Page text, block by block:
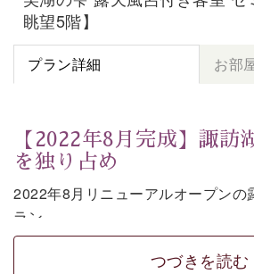
眺望5階】
プラン詳細 お部
【2022年8月完成】諏訪
を独り占め
2022年8月リニューアルオープンの
ラン。
お部屋の露天風呂で清らかな源泉
に広がる諏訪湖を一望いただけます。
つづきを読む